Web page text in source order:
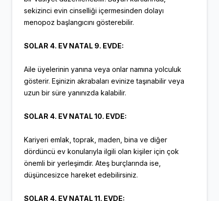
sekizinci evin cinselliği içermesinden dolayı
menopoz başlangıcını gösterebilir.
SOLAR 4. EV NATAL 9. EVDE:
Aile üyelerinin yanına veya onlar namına yolculuk
gösterir. Eşinizin akrabaları evinize taşınabilir veya
uzun bir süre yanınızda kalabilir.
SOLAR 4. EV NATAL 10. EVDE:
Kariyeri emlak, toprak, maden, bina ve diğer
dördüncü ev konularıyla ilgili olan kişiler için çok
önemli bir yerleşimdir. Ateş burçlarında ise,
düşüncesizce hareket edebilirsiniz.
SOLAR 4. EV NATAL 11. EVDE: